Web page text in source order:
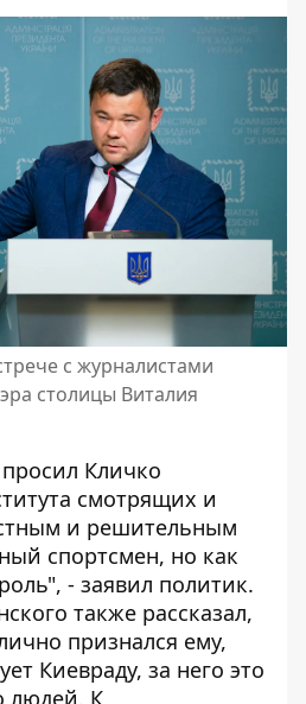
с журналистами
столицы Виталия
Кличко
смотрящих и
и решительным
спортсмен, но как
- заявил политик.
также рассказал,
признался ему,
Киевраду, за него это
людей. К